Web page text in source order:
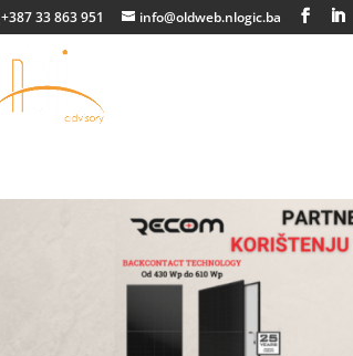
+387 33 863 951 info@oldweb.nlogic.ba